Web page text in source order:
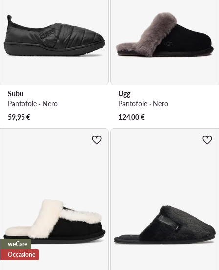
Subu
Pantofole · Nero
59,95€
Ugg
Pantofole · Nero
124,00€
weCare
Occasione